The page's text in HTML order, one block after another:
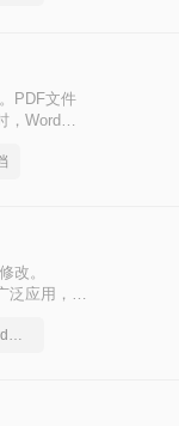
PDF文件
，Word文
改。
泛应用，但
教你怎么把pdf文档转word文档